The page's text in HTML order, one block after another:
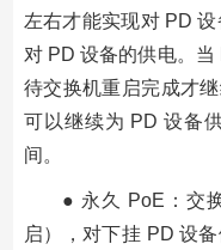
左右才能实现对 PD
对 PD 设备的供电。
待交换机重启完成才
可以继续为 PD 设备
间。
● 永久 PoE：交
启），对下挂 PD 设